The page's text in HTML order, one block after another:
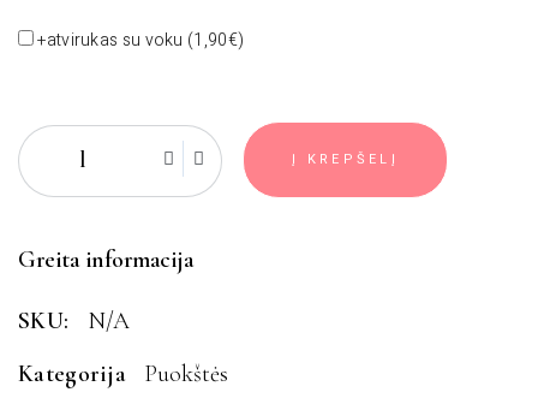
+atvirukas su voku (1,90€)
Į KREPŠELĮ
Greita informacija
SKU:
N/A
Kategorija
Puokštės